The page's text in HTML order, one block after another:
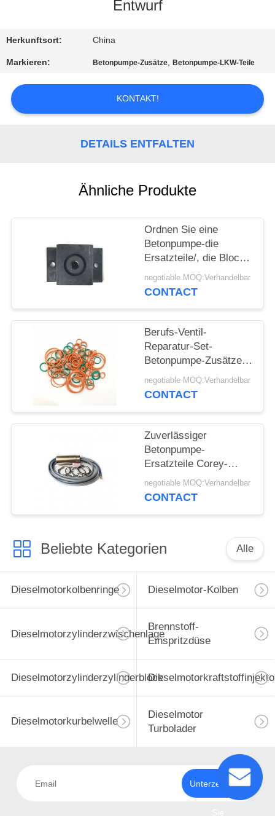
SIE
UNS
FORDERN
PRIVACY
POLICY
Entwurf
Herkunftsort: China
Markieren: Betonpumpe-Zusätze,Betonpumpe-LKW-Teile
KONTAKT!
DETAILS ENTFALTEN
Ähnliche Produkte
Ordnen Sie eine
Betonpumpe-die
Ersatzteile/, die Block
stoßfestes BE-120
Dämpfung sind
negotiable MOQ:Verhandelbar
CONTACT
Berufs-Ventil-
Reparatur-Set-
Betonpumpe-Zusätze
HAWE Mehrweg-
negotiable MOQ:Verhandelbar
CONTACT
Zuverlässiger
Betonpumpe-
Ersatzteile Corey-
Näherungsschalter
einfach zu steuern
negotiable MOQ:Verhandelbar
CONTACT
Beliebte Kategorien Alle
Dieselmotorkolbenringe Dieselmotor-Kolben
Dieselmotorzylinderzwischenlage
Brennstoff-
Einspritzdüse
Dieselmotorzylinderzylinderblock
Dieselmotorkurbelwelle
Dieselmotor
Turbolader
Unterzeichnen